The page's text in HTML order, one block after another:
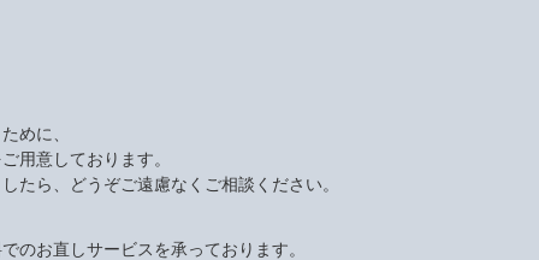
めに、
用意しております。
たら、どうぞご遠慮なくご相談ください。
のお直しサービスを承っております。